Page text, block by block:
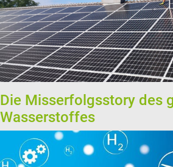
Die Misserfolgsstory des
Wasserstoffes